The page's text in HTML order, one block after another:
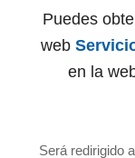
Puedes
web
en la
Será redirigido